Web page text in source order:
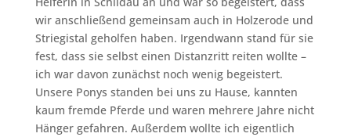
wir anschließend gemeinsam auch in Holzerode und
Striegistal geholfen haben. Irgendwann stand für sie
fest, dass sie selbst einen Distanzritt reiten wollte –
ich war davon zunächst noch wenig begeistert.
Unsere Ponys standen bei uns zu Hause, kannten
kaum fremde Pferde und waren mehrere Jahre nicht
Hänger gefahren. Außerdem wollte ich eigentlich